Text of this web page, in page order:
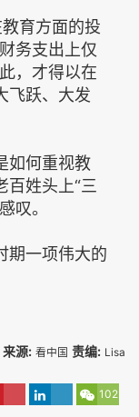
育方面的投
务支出上仅
，才得以在
飞跃、大发
如何重视教
百姓头上“三
叹。
期一项伟大的
来源: 看中国 责编: Lisa
102